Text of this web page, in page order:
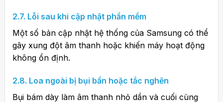
2.7. Lỗi sau khi cập nhật phần mềm
Một số bản cập nhật hệ thống của Samsung có thể
gây xung đột âm thanh hoặc khiến máy hoạt động
không ổn định.
2.8. Loa ngoài bị bụi bẩn hoặc tắc nghẽn
Bụi bám dày làm âm thanh nhỏ dần và cuối cùng